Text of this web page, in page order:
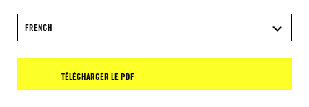
FRENCH
TÉLÉCHARGER LE PDF